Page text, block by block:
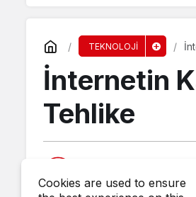
TEKNOLOJİ
İnternetin
Tehlike
Haber
10 June 2025, 10:21
Cookies are used to ensure